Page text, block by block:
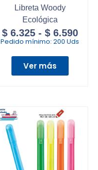
Libreta Woody
Ecológica
$6.325 - $6.590
Pedido mínimo: 200 Uds
Ver más